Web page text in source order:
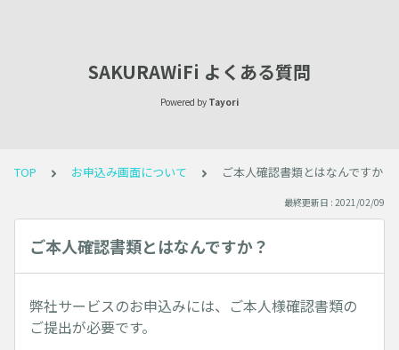
SAKURAWiFi よくある質問
Powered by Tayori
TOP お申込み画面について ご本人確認書類とはなんですか？
最終更新日 : 2021/02/09
ご本人確認書類とはなんですか？
弊社サービスのお申込みには、ご本人様確認書類の
ご提出が必要です。